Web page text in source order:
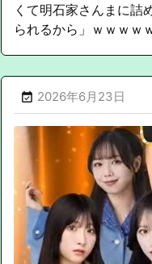
くて明石家さんまに詰
られるから」ｗｗｗｗ
 2026年6月23日